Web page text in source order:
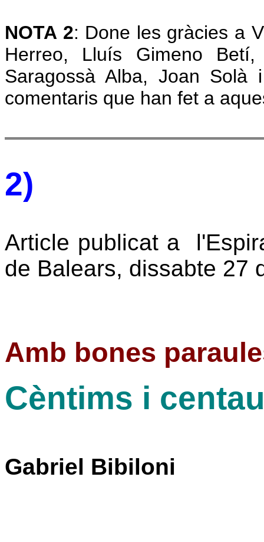
NOTA 2: Done les gràcies a
Herreo, Lluís Gimeno
Saragossà Alba, Joan
comentaris que han fet a
2)
Article publicat a
de Balears, dissabte 27
Amb bones
Cèntims i
Gabriel Bibiloni